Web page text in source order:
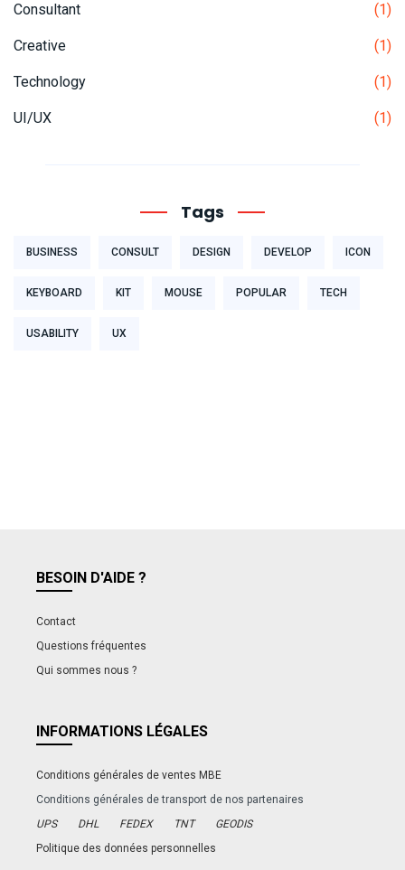
Consultant (1)
Creative (1)
Technology (1)
UI/UX (1)
Tags
BUSINESS CONSULT DESIGN DEVELOP ICON
KEYBOARD KIT MOUSE POPULAR TECH
USABILITY UX
BESOIN D'AIDE ?
Contact
Questions fréquentes
Qui sommes nous ?
INFORMATIONS LÉGALES
Conditions générales de ventes MBE
Conditions générales de transport de nos partenaires
UPS
DHL FEDEX TNT
GEODIS
Politique des données personnelles